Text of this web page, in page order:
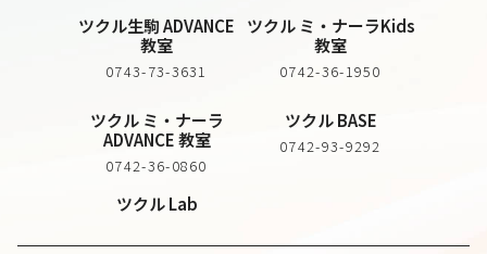
ツクル ミ・ナーラKids
教室
0742-36-1950
ツクル生駒 ADVANCE
教室
0743-73-3631
ツクル ミ・ナーラ
ADVANCE 教室
0742-36-0860
ツクル Lab
ツクル BASE
0742-93-9292